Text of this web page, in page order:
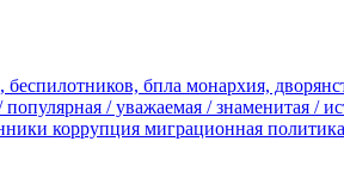
беспилотников, бпла монархия,
популярная / уважаемая / знаменитая /
коррупция миграционная